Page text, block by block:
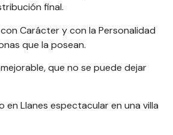
final.
con Carácter y con la Personalidad
que la posean.
que no se puede dejar
en Llanes espectacular en una villa